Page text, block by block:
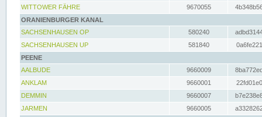
WITTOWER FÄHRE
9670055
ORANIENBURGER KANAL
SACHSENHAUSEN OP
580240
SACHSENHAUSEN UP
581840
PEENE
AALBUDE
9660009
ANKLAM
9660001
DEMMIN
9660007
JARMEN
9660005